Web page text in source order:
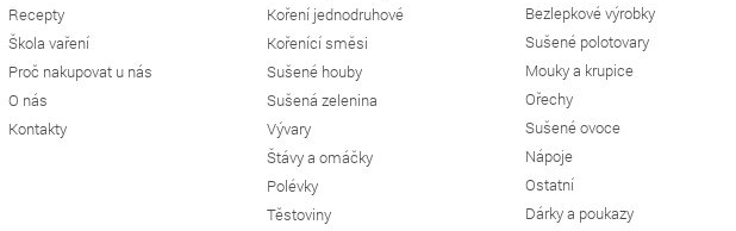
Recepty
Škola vaření
Proč nakupovat u nás
O nás
Kontakty
Koření jednodruhové
Kořenící směsi
Sušené houby
Sušená zelenina
Vývary
Štávy a omáčky
Polévky
Těstoviny
Bezlepkové výrobky
Sušené polotovary
Mouky a krupice
Ořechy
Sušené ovoce
Nápoje
Ostatní
Dárky a poukazy